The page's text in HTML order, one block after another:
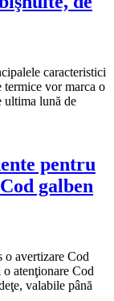
caracteristici
vor marca o
ultima lună de
pentru
galben
o avertizare Cod
atenţionare Cod
valabile până